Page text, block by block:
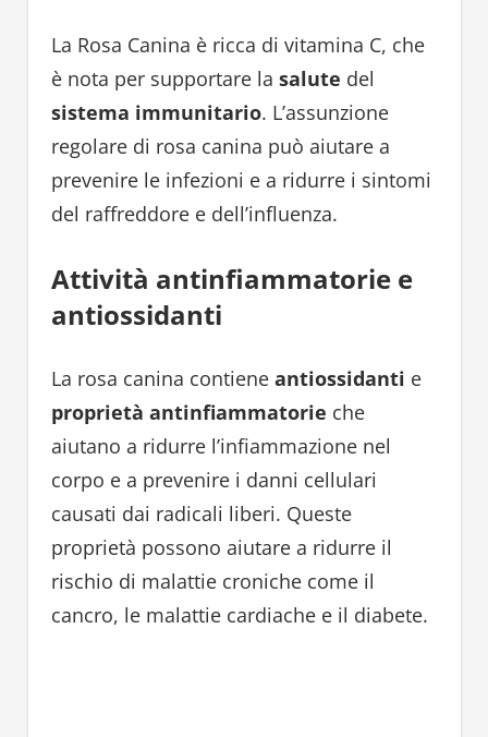
La Rosa Canina è ricca di vitamina C, che
è nota per supportare la salute del
sistema immunitario. L’assunzione
regolare di rosa canina può aiutare a
prevenire le infezioni e a ridurre i sintomi
del raffreddore e dell’influenza.
Attività antinfiammatorie e
antiossidanti
La rosa canina contiene antiossidanti e
proprietà antinfiammatorie che
aiutano a ridurre l’infiammazione nel
corpo e a prevenire i danni cellulari
causati dai radicali liberi. Queste
proprietà possono aiutare a ridurre il
rischio di malattie croniche come il
cancro, le malattie cardiache e il diabete.